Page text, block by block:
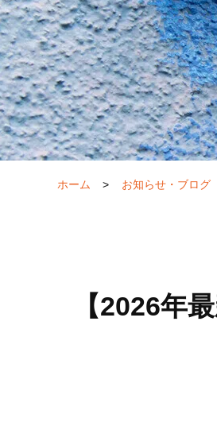
ホーム > お知らせ・ブログ
【2026年